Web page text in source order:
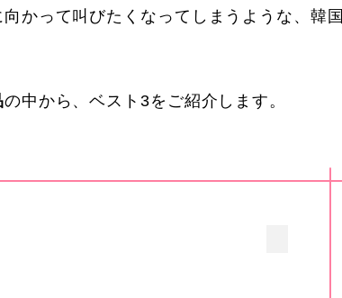
かって叫びたくなってしまうような、韓国
の中から、ベスト3をご紹介します。